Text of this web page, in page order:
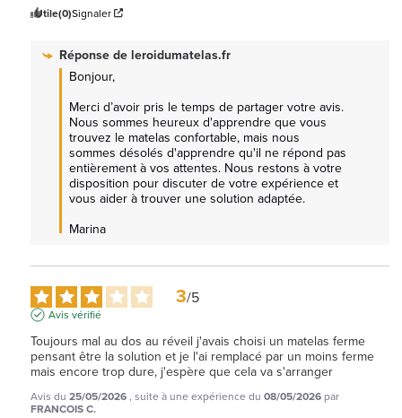
Utile(0)Signaler
Réponse deleroidumatelas.fr
Bonjour,
Merci d’avoir pris le temps de partager votre avis.
Nous sommes heureux d'apprendre que vous
trouvez le matelas confortable, mais nous
sommes désolés d'apprendre qu'il ne répond pas
entièrement à vos attentes. Nous restons à votre
disposition pour discuter de votre expérience et
vous aider à trouver une solution adaptée.
Marina
3/5
Avis vérifié
Toujours mal au dos au réveil j'avais choisi un matelas ferme
pensant être la solution et je l'ai remplacé par un moins ferme
mais encore trop dure, j'espère que cela va s'arranger
Avis du 25/05/2026, suite à une expérience du 08/05/2026 par
FRANCOIS C.